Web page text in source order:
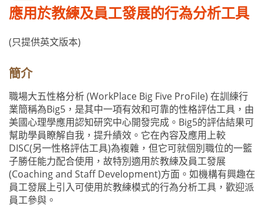
應用於教練及員工發展的行為分析工具
(只提供英文版本)
簡介
職場大五性格分析 (WorkPlace Big Five ProFile) 在訓練行
業簡稱為Big5，是其中一項有效和可靠的性格評估工具，由
美國心理學應用認知研究中心開發完成。Big5的評估結果可
幫助學員瞭解自我，提升績效。它在內容及應用上較
DISC(另一性格評估工具)為複雜，但它可就個別職位的一籃
子勝任能力配合使用，故特別適用於教練及員工發展
(Coaching and Staff Development)方面。如機構有興趣在
員工發展上引入可使用於教練模式的行為分析工具，歡迎派
員工參與。